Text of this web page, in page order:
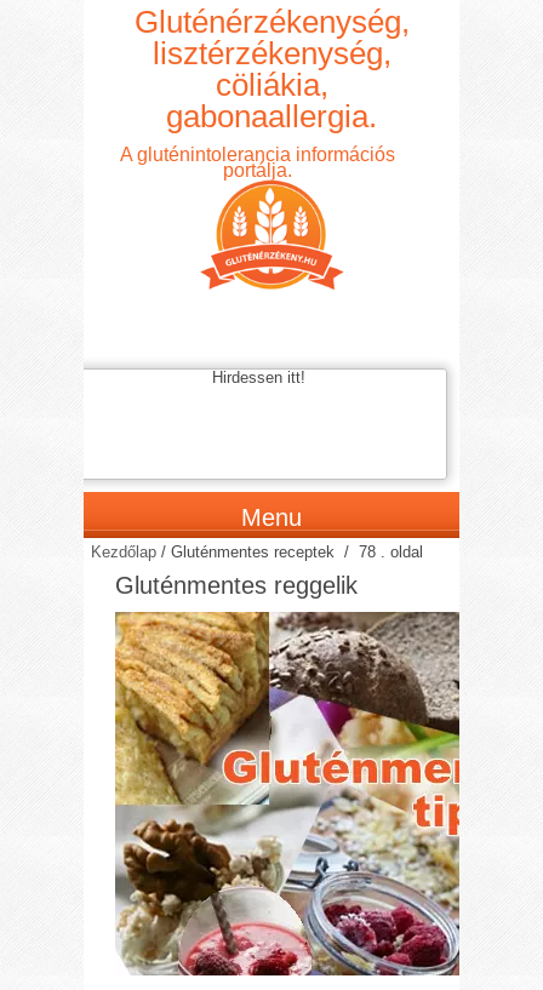
Gluténérzékenység,
lisztérzékenység,
cöliákia,
gabonaallergia.
A gluténintolerancia információs
portálja.
Hirdessen itt!
Menu
Kezdőlap /Gluténmentes receptek / 78 . oldal
Gluténmentes reggelik